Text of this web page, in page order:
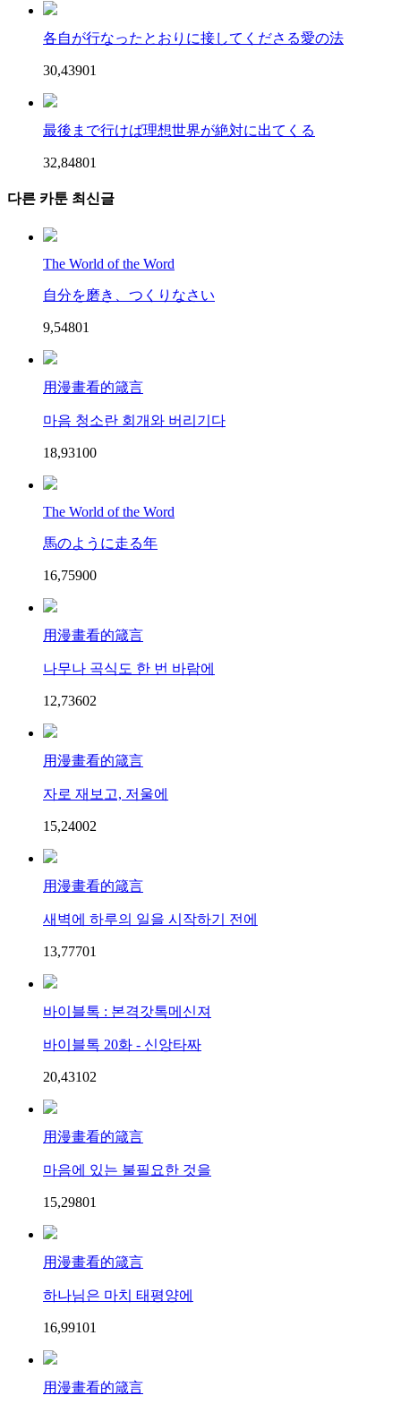
各自が行なったとおりに接してくださる愛の法
30,43901
最後まで行けば理想世界が絶対に出てくる
32,84801
다른 카툰 최신글
The World of the Word
自分を磨き、つくりなさい
9,54801
用漫畫看的箴言
마음 청소란 회개와 버리기다
18,93100
The World of the Word
馬のように走る年
16,75900
用漫畫看的箴言
나무나 곡식도 한 번 바람에
12,73602
用漫畫看的箴言
자로 재보고, 저울에
15,24002
用漫畫看的箴言
새벽에 하루의 일을 시작하기 전에
13,77701
바이블톡 : 본격갓톡메신져
바이블톡 20화 - 신앙타짜
20,43102
用漫畫看的箴言
마음에 있는 불필요한 것을
15,29801
用漫畫看的箴言
하나님은 마치 태평양에
16,99101
用漫畫看的箴言